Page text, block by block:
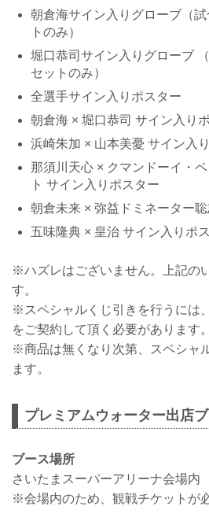
朝倉海サイン入りグローブ（
トのみ）
堀口恭司サイン入りグローブ
セットのみ）
全選手サイン入りポスター
朝倉海 × 堀口恭司 サイン入り
浜崎朱加 × 山本美憂 サイン入
那須川天心 × クマンドーイ・
ト サイン入りポスター
朝倉未来 × 弥益ドミネーター
五味隆典 × 皇治 サイン入りポ
※ハズレはございません。上記の
す。
※スペシャルくじ引きを行うには
をご契約して頂く必要があります。
※商品は無くなり次第、スペシャ
ます。
プレミアムウォーター出店
ブース場所
さいたまスーパーアリーナ会場内
※会場内のため、観戦チケットが